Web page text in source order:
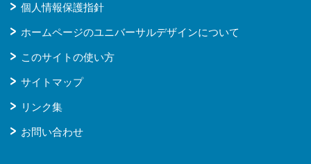
個人情報保護指針
ホームページのユニバーサルデザインについて
このサイトの使い方
サイトマップ
リンク集
お問い合わせ